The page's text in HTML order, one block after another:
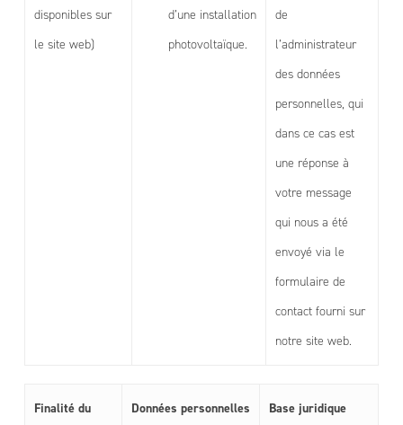
disponibles sur
le site web)
d’une installation
photovoltaïque.
de
l’administrateur
des données
personnelles, qui
dans ce cas est
une réponse à
votre message
qui nous a été
envoyé via le
formulaire de
contact fourni sur
notre site web.
Finalité du Données personnelles Base juridique